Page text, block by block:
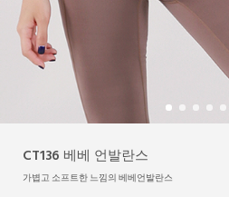
CT136 베베 언발란스
가볍고 소프트한 느낌의 베베언발란스